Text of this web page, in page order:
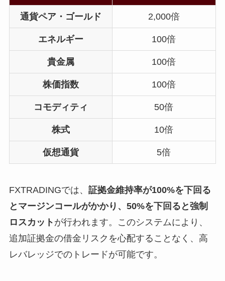
通貨ペア・ゴールド 2,000倍
エネルギー 100倍
貴金属 100倍
株価指数 100倍
コモディティ 50倍
株式 10倍
仮想通貨 5倍
FXTRADINGでは、 証拠金維持率が100%を下回る
とマージンコールがかかり、50%を下回ると強制
ロスカット が行われます。このシステムにより、
追加証拠金の借金リスクを心配することなく、高
レバレッジでのトレードが可能です。